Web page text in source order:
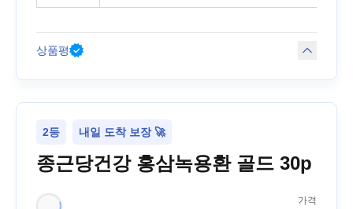
상품평
2등 내일 도착 보장 🚀
종근당건강 홍삼녹용환 골드 30p
가격